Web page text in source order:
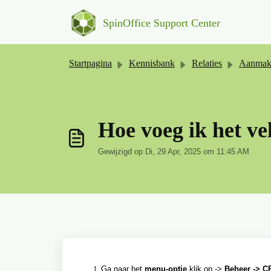
SpinOffice Support Center
Startpagina Kennisbank Relaties Aanmaken &
Hoe voeg ik het
Gewijzigd op Di, 29 Apr, 2025 om 11:45 AM
Ga naar het menu-optie klik op -> Beheer ->